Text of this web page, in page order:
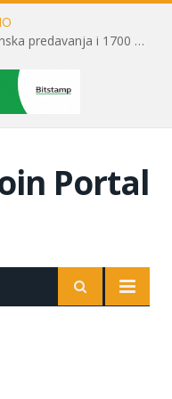
Toni Milun postao “milijarder”! Vrhunska predavanja i 1700 posjetitelja obilježili su mjesec financijske pismenosti
Portal